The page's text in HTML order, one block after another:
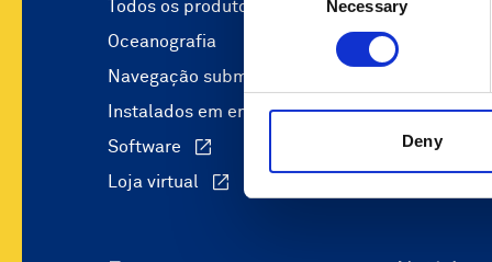
Selection
Necessary
Deny
Todos os produtos
Oceanografia
Navegação submarina
Instalados em embarcações
Software
Loja virtual
Ciência e
Autonomia
Operações
Engenharia